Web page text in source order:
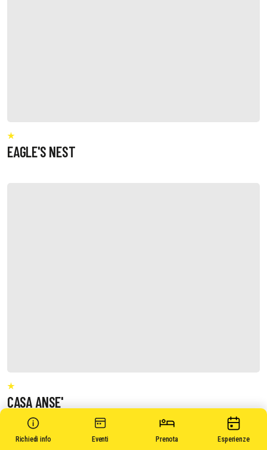
Richiedi info Eventi Prenota Esperienze
EAGLE'S NEST
CASA ANSE'